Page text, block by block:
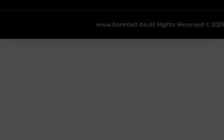
All Rights Reserved © 2025
www.bonefast.be.